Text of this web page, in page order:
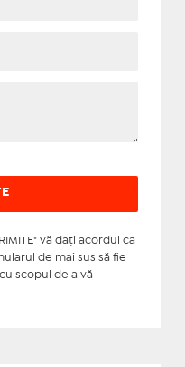
vă daţi acordul ca
de mai sus să fie
scopul de a vă